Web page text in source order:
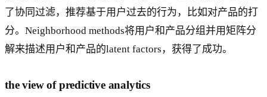
了协同过滤，推荐基于用户过去的行为，比如对产品的打
分。Neighborhood methods将用户和产品分组并用矩阵分
解来描述用户和产品的latent factors，获得了成功。
the view of predictive analytics